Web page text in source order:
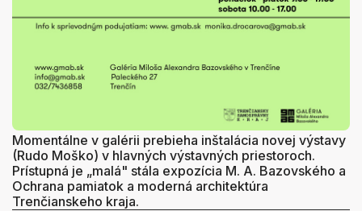
Momentálne v galérii prebieha inštalácia novej výstavy
(Rudo Moško) v hlavných výstavných priestoroch.
Prístupná je „malá" stála expozícia M. A. Bazovského a
Ochrana pamiatok a moderná architektúra
Trenčianskeho kraja.